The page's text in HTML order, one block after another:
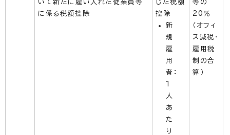
いて新たに雇い入れた従業員等
に係る税額控除
じた税額
控除
新
規
雇
用
者：
1
人
あ
た
り
等の
20％
（オフィ
ス減税・
雇用税
制の合
算）